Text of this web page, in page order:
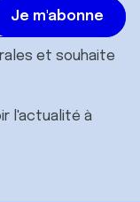
et souhaite
l'actualité à